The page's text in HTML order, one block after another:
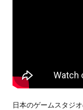
日本のゲームスタジ